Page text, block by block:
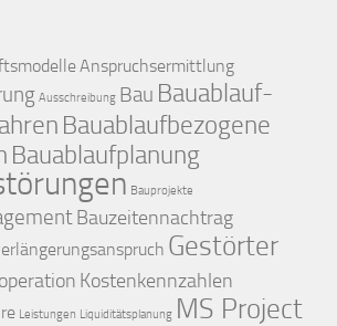
Anspruchsermittlung
Ausschreibung Bau Bauablauf-
Bauablaufbezogene
Bauablaufplanung
Bauprojekte
Bauzeitennachtrag
Gestörter
Kostenkennzahlen
Leistungen Liquiditätsplanung MS Project